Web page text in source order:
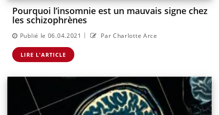
Pourquoi l’insomnie est un mauvais signe chez
les schizophrènes
Publié le 06.04.2021 | Par Charlotte Arce
LIRE L'ARTICLE